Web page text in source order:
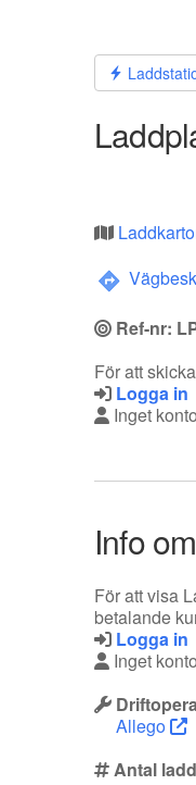
Ref-nr:
För att
Logga in
Inget
Info
För att visa
betalande
Logga in
Inget
Allego
Antal